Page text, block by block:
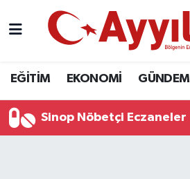
EĞİTİM EKONOMİ GÜNDEM
Sinop Nöbetçi Eczaneler